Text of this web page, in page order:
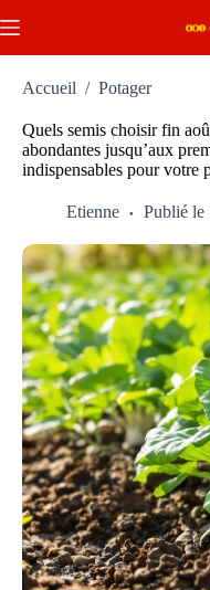
au
Accueil / Potager
Quels semis choisir fin
abondantes jusqu’aux
indispensables pour votre
Etienne Publié le